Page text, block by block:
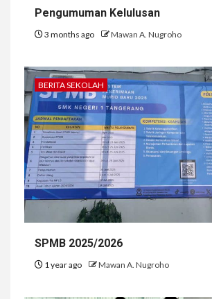
Pengumuman Kelulusan
3 months ago Mawan A. Nugroho
BERITA SEKOLAH
SPMB 2025/2026
1 year ago Mawan A. Nugroho